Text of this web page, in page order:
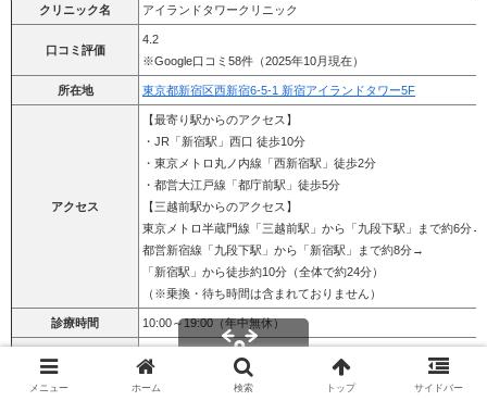
クリニック名 アイランドタワークリニック
口コミ評価
4.2
※Google口コミ58件（2025年10月現在）
所在地 東京都新宿区西新宿6-5-1 新宿アイランドタワー5F
アクセス
【最寄り駅からのアクセス】
・JR「新宿駅」西口 徒歩10分
・東京メトロ丸ノ内線「西新宿駅」徒歩2分
・都営大江戸線「都庁前駅」徒歩5分
【三越前駅からのアクセス】
東京メトロ半蔵門線「三越前駅」から「九段下駅」まで約6分→
都営新宿線「九段下駅」から「新宿駅」まで約8分→
「新宿駅」から徒歩約10分（全体で約24分）
（※乗換・待ち時間は含まれておりません）
診療時間 10:00～19:00（年中無休）
施術法
・U-Direct法（刈り上げない植毛法）
メニュー ホーム 検索 トップ サイドバー